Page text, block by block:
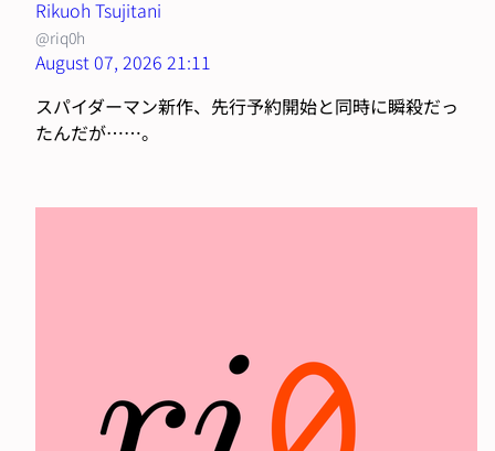
Rikuoh Tsujitani
@riq0h
August 07, 2026 21:11
スパイダーマン新作、先行予約開始と同時に瞬殺だっ
たんだが……。